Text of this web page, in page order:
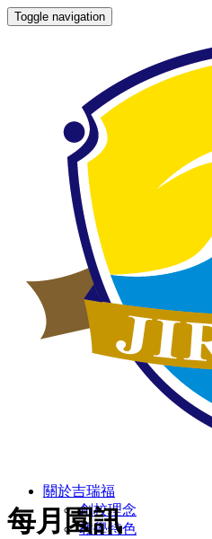
Toggle navigation
關於吉瑞福
創校理念
教學特色
每月園訊